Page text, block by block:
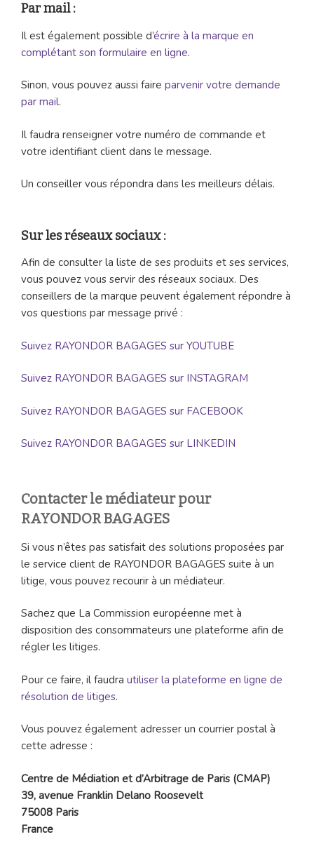
Par mail :
Il est également possible d’écrire à la marque en
complétant son formulaire en ligne.
Sinon, vous pouvez aussi faire parvenir votre demande
par mail.
Il faudra renseigner votre numéro de commande et
votre identifiant client dans le message.
Un conseiller vous répondra dans les meilleurs délais.
Sur les réseaux sociaux :
Afin de consulter la liste de ses produits et ses services,
vous pouvez vous servir des réseaux sociaux. Des
conseillers de la marque peuvent également répondre à
vos questions par message privé :
Suivez RAYONDOR BAGAGES sur YOUTUBE
Suivez RAYONDOR BAGAGES sur INSTAGRAM
Suivez RAYONDOR BAGAGES sur FACEBOOK
Suivez RAYONDOR BAGAGES sur LINKEDIN
Contacter le médiateur pour
RAYONDOR BAGAGES
Si vous n’êtes pas satisfait des solutions proposées par
le service client de RAYONDOR BAGAGES suite à un
litige, vous pouvez recourir à un médiateur.
Sachez que La Commission européenne met à
disposition des consommateurs une plateforme afin de
régler les litiges.
Pour ce faire, il faudra utiliser la plateforme en ligne de
résolution de litiges.
Vous pouvez également adresser un courrier postal à
cette adresse :
Centre de Médiation et d’Arbitrage de Paris (CMAP)
39, avenue Franklin Delano Roosevelt
75008 Paris
France